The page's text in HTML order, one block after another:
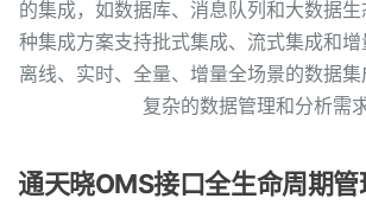
的集成，如数据库、消息队列和大数据
种集成方案支持批式集成、流式集成和
离线、实时、全量、增量全场景的数据
复杂的数据管理和分析需求
通天晓OMS接口全生命周期管